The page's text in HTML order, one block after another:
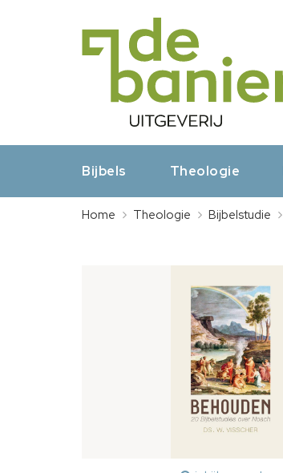
Bijbels Theologie
Home Theologie Bijbelstudie